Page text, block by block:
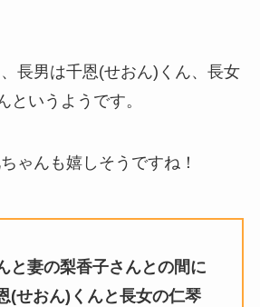
長男は千恩(せおん)くん、長女
というようです。
ゃんも嬉しそうですね！
と妻の梨香子さんとの間に
(せおん)くんと長女の仁琴